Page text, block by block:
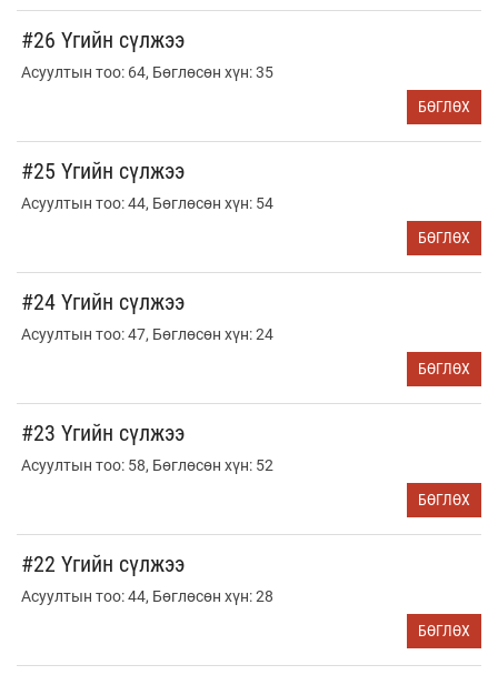
#26 Үгийн сүлжээ
Асуултын тоо: 64, Бөглөсөн хүн: 35
БӨГЛӨХ
#25 Үгийн сүлжээ
Асуултын тоо: 44, Бөглөсөн хүн: 54
БӨГЛӨХ
#24 Үгийн сүлжээ
Асуултын тоо: 47, Бөглөсөн хүн: 24
БӨГЛӨХ
#23 Үгийн сүлжээ
Асуултын тоо: 58, Бөглөсөн хүн: 52
БӨГЛӨХ
#22 Үгийн сүлжээ
Асуултын тоо: 44, Бөглөсөн хүн: 28
БӨГЛӨХ